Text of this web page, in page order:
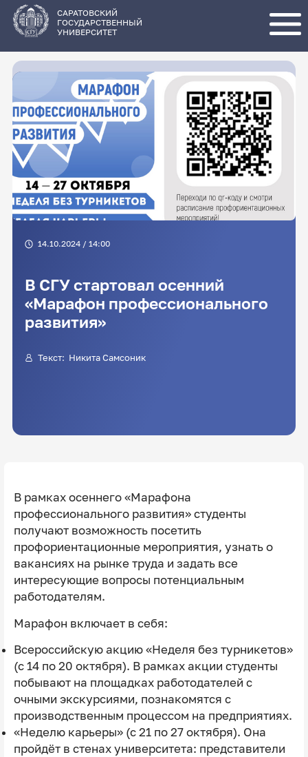
основному
содержанию
САРАТОВСКИЙ
ГОСУДАРСТВЕННЫЙ
УНИВЕРСИТЕТ
14.10.2024 / 14:00
В СГУ стартовал осенний
«Марафон профессионального
развития»
Текст: Никита Самсоник
В рамках осеннего «Марафона
профессионального развития» студенты
получают возможность посетить
профориентационные мероприятия, узнать о
вакансиях на рынке труда и задать все
интересующие вопросы потенциальным
работодателям.
Марафон включает в себя:
Всероссийскую акцию «Неделя без турникетов»
(с 14 по 20 октября). В рамках акции студенты
побывают на площадках работодателей с
очными экскурсиями, познакомятся с
производственным процессом на предприятиях.
«Неделю карьеры» (с 21 по 27 октября). Она
пройдёт в стенах университета: представители